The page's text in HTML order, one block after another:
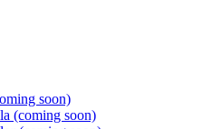
soon)
(coming soon)